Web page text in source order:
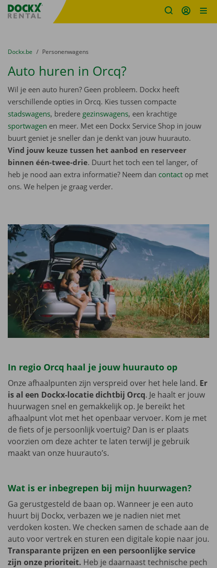
Fratello DEMO
U bevindt zich hier:
van
Dockx.be naar
Personenwagens
Auto huren in Orcq?
Wil je een auto huren? Geen probleem. Dockx heeft
verschillende opties in Orcq. Kies tussen compacte
stadswagens, bredere gezinswagens, een krachtige
sportwagen en meer. Met een Dockx Service Shop in jouw
buurt geniet je sneller dan je denkt van jouw huurauto.
Vind jouw keuze tussen het aanbod en reserveer
binnen één-twee-drie. Duurt het toch een tel langer, of
heb je nood aan extra informatie? Neem dan contact op met
ons. We helpen je graag verder.
In regio Orcq haal je jouw huurauto op
Onze afhaalpunten zijn verspreid over het hele land. Er
is al een Dockx-locatie dichtbij Orcq. Je haalt er jouw
huurwagen snel en gemakkelijk op. Je bereikt het
afhaalpunt vlot met het openbaar vervoer. Kom je met
de fiets of je persoonlijk voertuig? Dan is er plaats
voorzien om deze achter te laten terwijl je gebruik
maakt van onze huurauto’s.
Wat is er inbegrepen bij mijn huurwagen?
Ga gerustgesteld de baan op. Wanneer je een auto
huurt bij Dockx, verbazen we je nadien niet met
verdoken kosten. We checken samen de schade aan de
auto voor vertrek en sturen een digitale kopie naar jou.
Transparante prijzen en een persoonlijke service
zijn onze prioriteit. Heb je daarnaast technische pech